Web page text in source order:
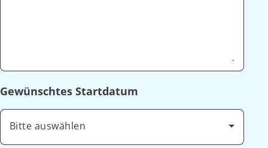
Gewünschtes Startdatum
Bitte auswählen